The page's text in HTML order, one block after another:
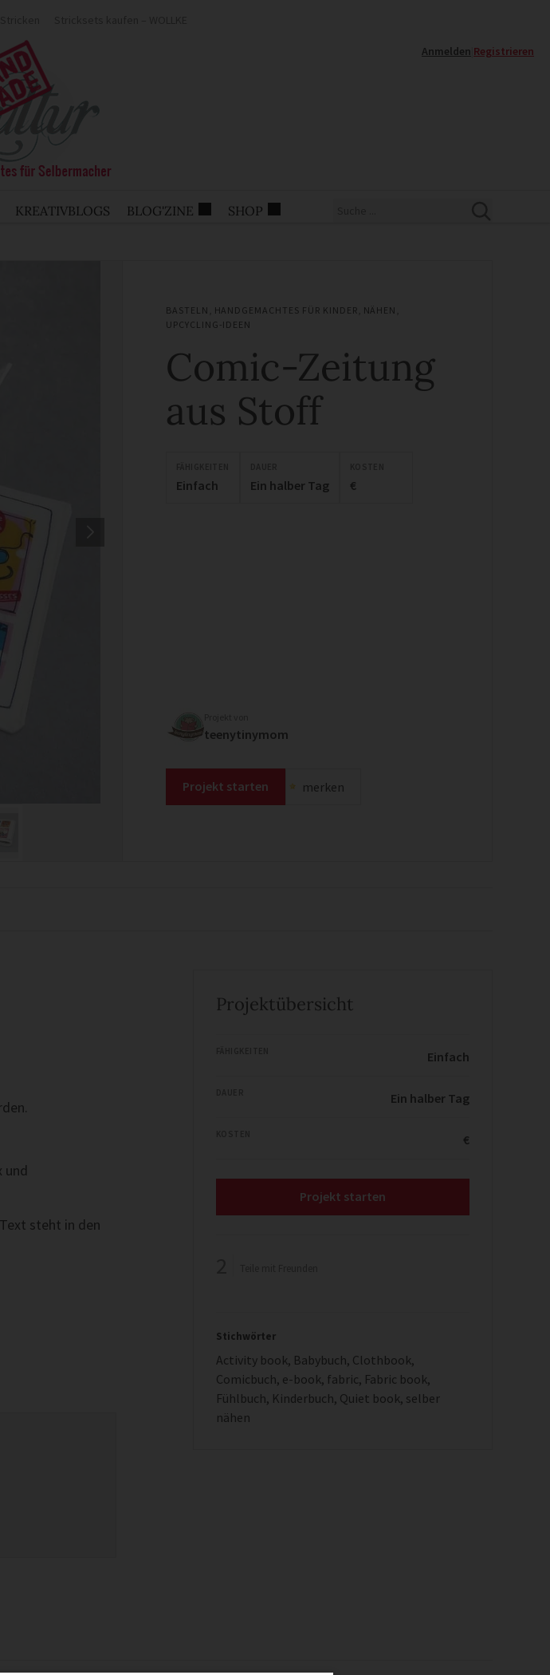
Anmelden Registrieren
KREATIVBLOGS BLOG'ZINE SHOP
BASTELN HANDGEMACHTES FÜR KINDER NÄHEN
UPCYCLING-IDEEN
Comic-Zeitung
aus Stoff
Einfach Ein halber Tag €
teenytinymom
Projekt starten merken
und
steht in den
Projektübersicht
Einfach
Ein halber Tag
€
Projekt starten
Stichwörter
Activity book, Babybuch, Clothbook,
Comicbuch, e-book, fabric, Fabric book,
Fühlbuch, Kinderbuch, Quiet book, selber
nähen